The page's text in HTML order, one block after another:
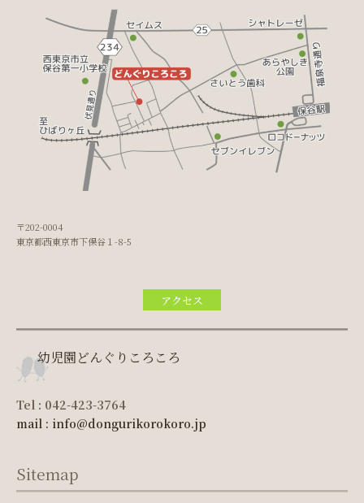
〒202-0004
東京都西東京市下保谷１-8-5
アクセス
幼児園どんぐりころころ
Tel : 042-423-3764
mail : info@dongurikorokoro.jp
Sitemap